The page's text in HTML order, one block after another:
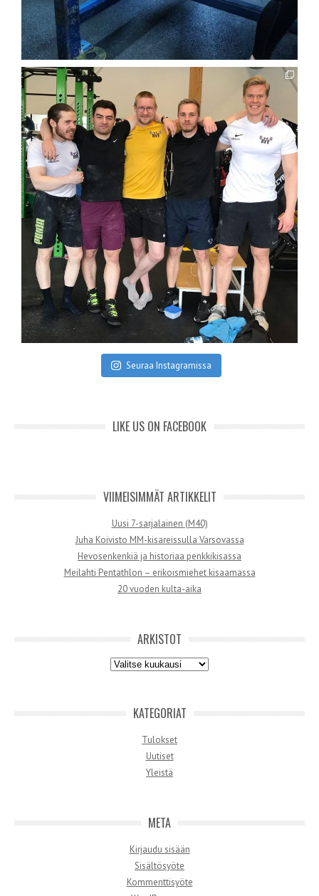
Seuraa Instagramissa
LIKE US ON FACEBOOK
VIIMEISIMMÄT ARTIKKELIT
Uusi 7-sarjalainen (M40)
Juha Koivisto MM-kisareissulla Varsovassa
Hevosenkenkiä ja historiaa penkkikisassa
Meilahti Pentathlon – erikoismiehet kisaamassa
20 vuoden kulta-aika
ARKISTOT
Arkistot
KATEGORIAT
Tulokset
Uutiset
Yleistä
META
Kirjaudu sisään
Sisältösyöte
Kommenttisyöte